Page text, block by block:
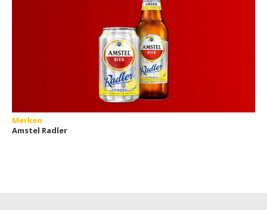
Merken
Amstel Radler